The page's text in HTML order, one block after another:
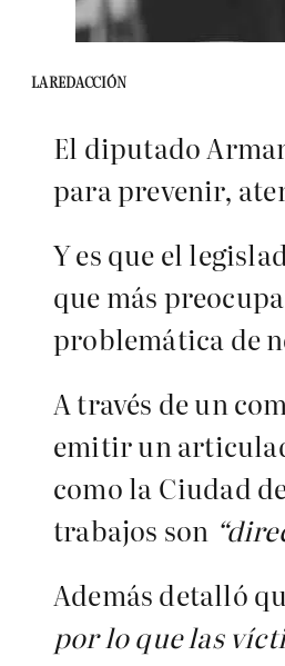
LA REDACCIÓN
El diputado
para prevenir,
Y es que el
que más
problemática de
A través de un
emitir un
como la Ciudad
trabajos son
Además detalló
por lo que las